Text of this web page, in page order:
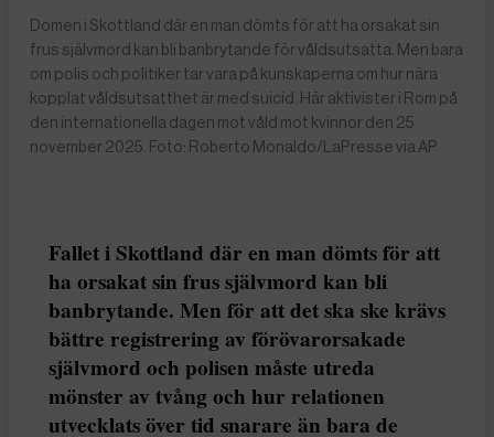
Domen i Skottland där en man dömts för att ha orsakat sin
frus självmord kan bli banbrytande för våldsutsatta. Men bara
om polis och politiker tar vara på kunskaperna om hur nära
kopplat våldsutsatthet är med suicid. Här aktivister i Rom på
den internationella dagen mot våld mot kvinnor den 25
november 2025. Foto: Roberto Monaldo/LaPresse via AP
Fallet i Skottland där en man dömts för att
ha orsakat sin frus självmord kan bli
banbrytande. Men för att det ska ske krävs
bättre registrering av förövarorsakade
självmord och polisen måste utreda
mönster av tvång och hur relationen
utvecklats över tid snarare än bara de